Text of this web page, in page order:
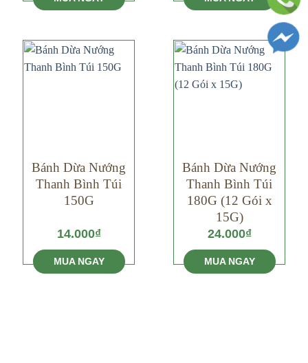
Bánh Dừa Nướng
Thanh Bình Túi
150G
14.000₫
MUA NGAY
Bánh Dừa Nướng
Thanh Bình Túi
180G (12 Gói x
15G)
24.000₫
MUA NGAY